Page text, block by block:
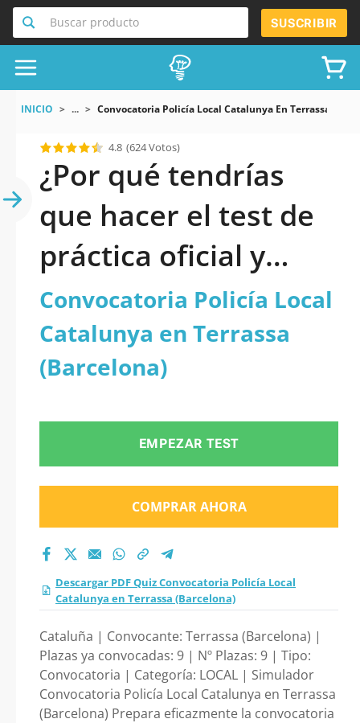
Buscar producto SUSCRIBIR
INICIO ... Convocatoria Policía Local Catalunya En Terrassa
4.8 (624 Votos)
¿Por qué tendrías
que hacer el test de
práctica oficial y
actualizado de
Convocatoria Policía
Local Catalunya en
Terrassa (Barcelona)
2026?
Convocatoria Policía Local
Catalunya en Terrassa
(Barcelona)
EMPEZAR TEST
COMPRAR AHORA
Descargar PDF Quiz Convocatoria Policía Local
Catalunya en Terrassa (Barcelona)
Cataluña | Convocante: Terrassa (Barcelona) |
Plazas ya convocadas: 9 | Nº Plazas: 9 | Tipo:
Convocatoria | Categoría: LOCAL | Simulador
Convocatoria Policía Local Catalunya en Terrassa
(Barcelona) Prepara eficazmente la convocatoria